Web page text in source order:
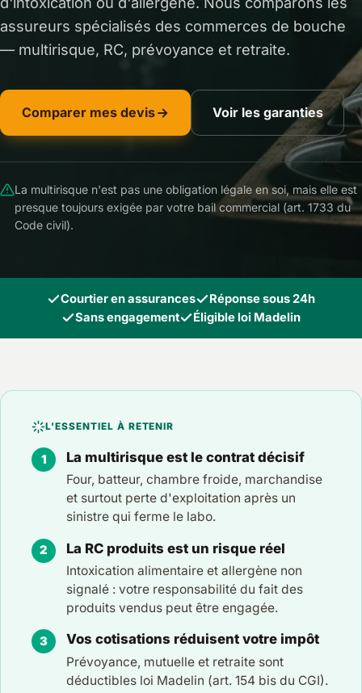
assureurs spécialisés des commerces de bouche
— multirisque, RC, prévoyance et retraite.
Comparer mes devis Voir les garanties
La multirisque n'est pas une obligation légale en soi, mais elle est
presque toujours exigée par votre bail commercial (art. 1733 du
Code civil).
Courtier en assurances
Réponse sous 24h
Sans engagement
Éligible loi Madelin
L'ESSENTIEL À RETENIR
La multirisque est le contrat décisif
Four, batteur, chambre froide, marchandise
et surtout perte d'exploitation après un
sinistre qui ferme le labo.
La RC produits est un risque réel
Intoxication alimentaire et allergène non
signalé : votre responsabilité du fait des
produits vendus peut être engagée.
Vos cotisations réduisent votre impôt
Prévoyance, mutuelle et retraite sont
déductibles loi Madelin (art. 154 bis du CGI).